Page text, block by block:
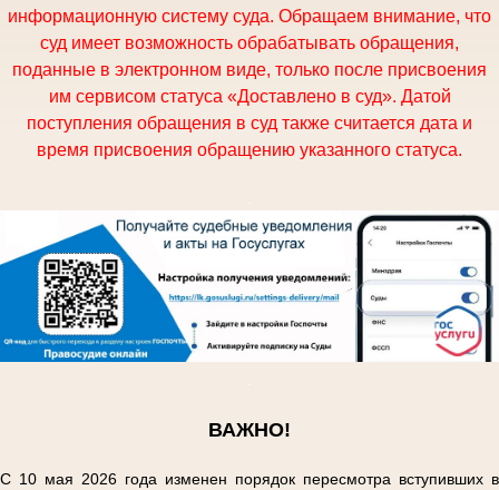
информационную систему суда. Обращаем внимание, что
суд имеет возможность обрабатывать обращения,
поданные в электронном виде, только после присвоения
им сервисом статуса «Доставлено в суд». Датой
поступления обращения в суд также считается дата и
время присвоения обращению указанного статуса.
ВАЖНО!
С 10 мая 2026 года изменен порядок пересмотра вступивших в